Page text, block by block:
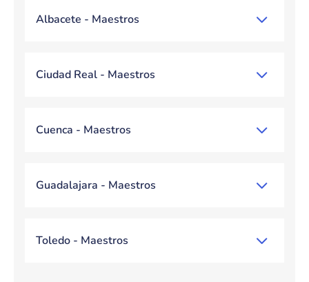
Albacete - Maestros
Ciudad Real - Maestros
Cuenca - Maestros
Guadalajara - Maestros
Toledo - Maestros